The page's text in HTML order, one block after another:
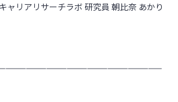
ャリアリサーチラボ 研究員 朝比奈 あかり